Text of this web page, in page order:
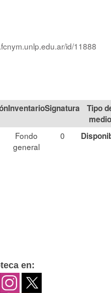
id/11888
Signatura
Tipo
medio
Fondo
general
0
en: